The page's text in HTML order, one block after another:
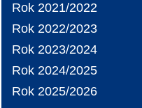
Rok 2021/2022
Rok 2022/2023
Rok 2023/2024
Rok 2024/2025
Rok 2025/2026